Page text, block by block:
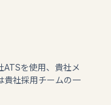
ATSを使用、貴社メ
貴社採用チームの一